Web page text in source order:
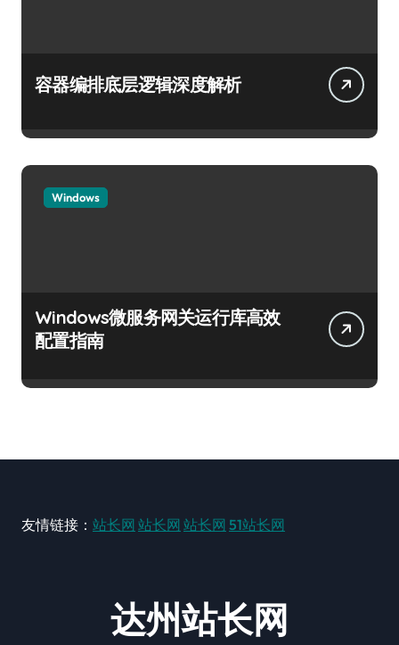
容器编排底层逻辑深度解析
Windows
Windows微服务网关运行库高效
配置指南
友情链接： 站长网 站长网 站长网 51站长网
达州站长网